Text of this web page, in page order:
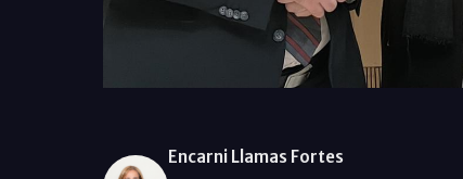
Encarni Llamas Fortes